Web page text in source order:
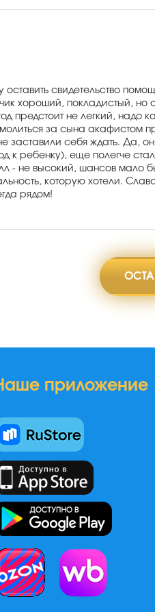
оставить свидетельство
хороший, покладистый, но
предстоит не легкий,
за сына
заставили себя ждать. Да,
к ребенку), еще полегче
- не высокий, шансов мало
которую хотели.
рядом!
приложение